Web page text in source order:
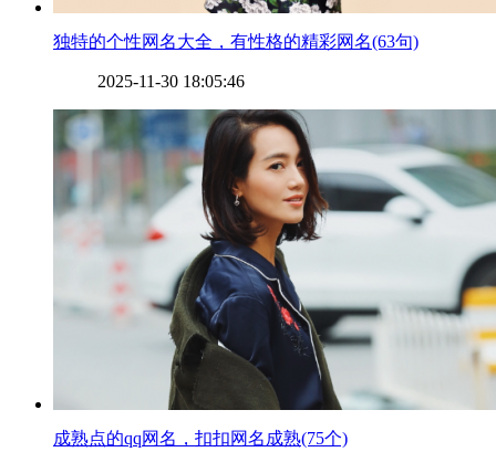
​独特的个性网名大全，有性格的精彩网名(63句)
2025-11-30 18:05:46
​成熟点的qq网名，扣扣网名成熟(75个)